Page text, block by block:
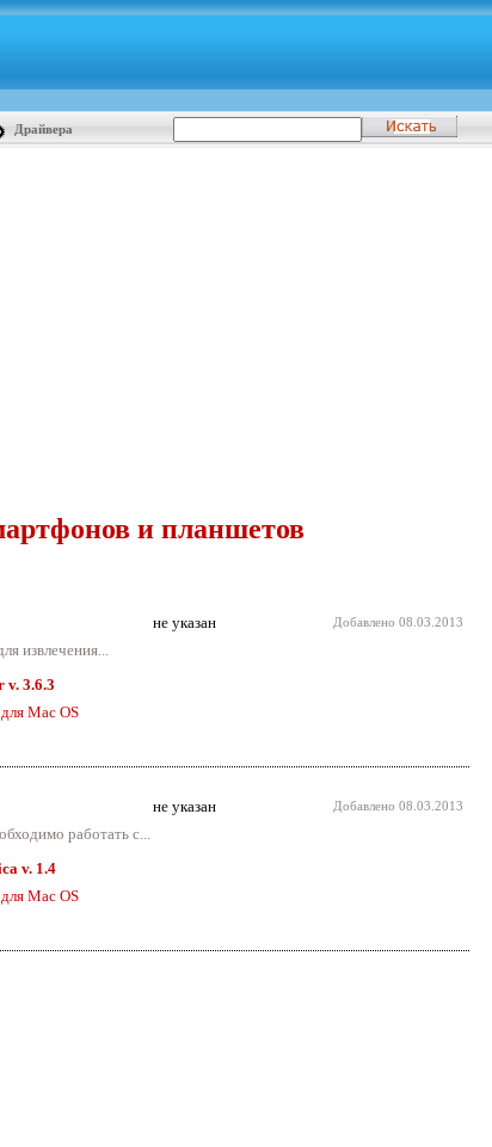
Драйвера
и планшетов
не указан Добавлено 08.03.2013
извлечения...
v. 3.6.3
Mac OS
не указан Добавлено 08.03.2013
работать с...
v. 1.4
Mac OS